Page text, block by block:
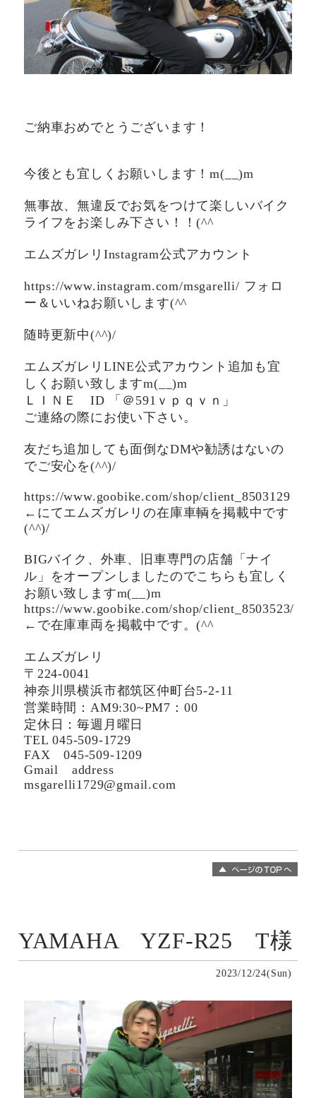
ご納車おめでとうございます！
今後とも宜しくお願いします！m(__)m
無事故、無違反でお気をつけて楽しいバイク
ライフをお楽しみ下さい！！(^^ゞ
エムズガレリInstagram公式アカウント
https://www.instagram.com/msgarelli/ フォロ
ー＆いいねお願いします(^^ゞ
随時更新中(^^)/
エムズガレリLINE公式アカウント追加も宜
しくお願い致しますm(__)m
ＬＩＮＥ ID 「＠591ｖｐｑｖｎ」
ご連絡の際にお使い下さい。
友だち追加しても面倒なDMや勧誘はないの
でご安心を(^^)/
https://www.goobike.com/shop/client_8503129
←にてエムズガレリの在庫車輌を掲載中です
(^^)/
BIGバイク、外車、旧車専門の店舗「ナイ
ル」をオープンしましたのでこちらも宜しく
お願い致しますm(__)m
https://www.goobike.com/shop/client_8503523/
←で在庫車両を掲載中です。(^^ゞ
エムズガレリ
〒224-0041
神奈川県横浜市都筑区仲町台5-2-11
営業時間：AM9:30~PM7：00
定休日：毎週月曜日
TEL 045-509-1729
FAX 045-509-1209
Gmail address
msgarelli1729@gmail.com
YAMAHA YZF-R25 T様
2023/12/24(Sun)